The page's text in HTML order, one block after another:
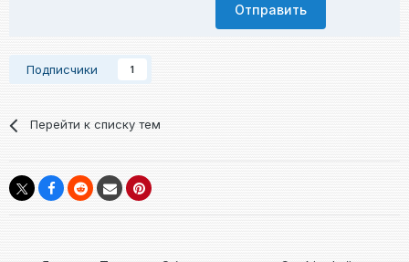
Отправить
Подписчики 1
Перейти к списку тем